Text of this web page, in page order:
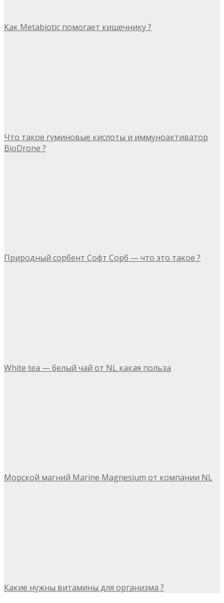
Как Metabiotic помогает кишечнику ?
Что такое гуминовые кислоты и иммуноактиватор
BioDrone ?
Природный сорбент Софт Сорб — что это такое ?
White tea — белый чай от NL какая польза
Морской магний Marine Magnesium от компании NL
Какие нужны витамины для организма ?